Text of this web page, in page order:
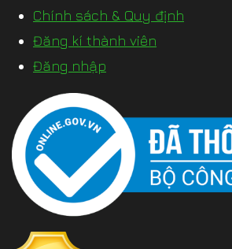
Chính sách & Quy định
Đăng kí thành viên
Đăng nhập